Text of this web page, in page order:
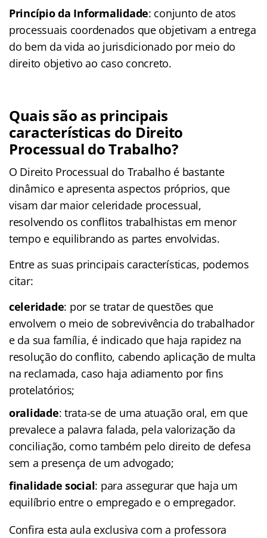
Princípio da Informalidade: conjunto de atos
processuais coordenados que objetivam a entrega
do bem da vida ao jurisdicionado por meio do
direito objetivo ao caso concreto.
Quais são as principais
características do Direito
Processual do Trabalho?
O Direito Processual do Trabalho é bastante
dinâmico e apresenta aspectos próprios, que
visam dar maior celeridade processual,
resolvendo os conflitos trabalhistas em menor
tempo e equilibrando as partes envolvidas.
Entre as suas principais características, podemos
citar:
celeridade: por se tratar de questões que
envolvem o meio de sobrevivência do trabalhador
e da sua família, é indicado que haja rapidez na
resolução do conflito, cabendo aplicação de multa
na reclamada, caso haja adiamento por fins
protelatórios;
oralidade: trata-se de uma atuação oral, em que
prevalece a palavra falada, pela valorização da
conciliação, como também pelo direito de defesa
sem a presença de um advogado;
finalidade social: para assegurar que haja um
equilíbrio entre o empregado e o empregador.
Confira esta aula exclusiva com a professora